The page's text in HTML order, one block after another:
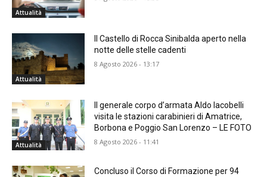
Attualità
Attualità
Il Castello di Rocca Sinibalda aperto nella
notte delle stelle cadenti
8 Agosto 2026 - 13:17
Attualità
Il generale corpo d’armata Aldo Iacobelli
visita le stazioni carabinieri di Amatrice,
Borbona e Poggio San Lorenzo – LE FOTO
8 Agosto 2026 - 11:41
Concluso il Corso di Formazione per 94